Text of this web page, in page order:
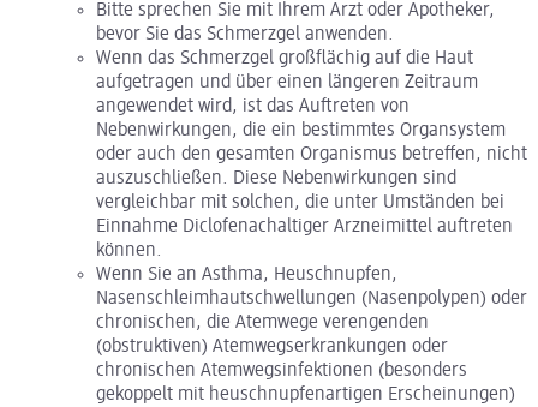
Bitte sprechen Sie mit Ihrem Arzt oder Apotheker,
bevor Sie das Schmerzgel anwenden.
Wenn das Schmerzgel großflächig auf die Haut
aufgetragen und über einen längeren Zeitraum
angewendet wird, ist das Auftreten von
Nebenwirkungen, die ein bestimmtes Organsystem
oder auch den gesamten Organismus betreffen, nicht
auszuschließen. Diese Nebenwirkungen sind
vergleichbar mit solchen, die unter Umständen bei
Einnahme Diclofenachaltiger Arzneimittel auftreten
können.
Wenn Sie an Asthma, Heuschnupfen,
Nasenschleimhautschwellungen (Nasenpolypen) oder
chronischen, die Atemwege verengenden
(obstruktiven) Atemwegserkrankungen oder
chronischen Atemwegsinfektionen (besonders
gekoppelt mit heuschnupfenartigen Erscheinungen)